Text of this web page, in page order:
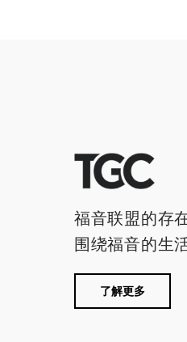
福音联盟的存
围绕福音的生
了解更多